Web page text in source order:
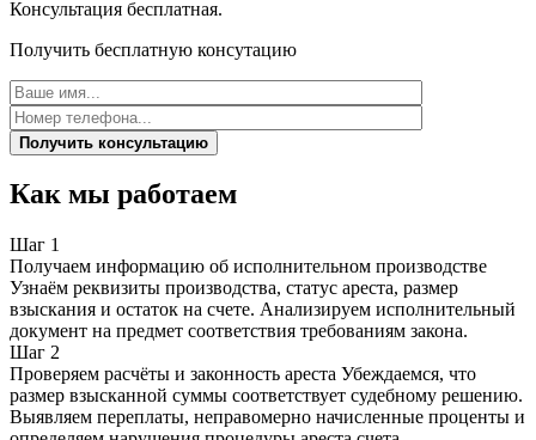
Консультация бесплатная.
Получить бесплатную консутацию
Получить консультацию
Как мы работаем
Шаг 1
Получаем информацию об исполнительном производстве
Узнаём реквизиты производства, статус ареста, размер
взыскания и остаток на счете. Анализируем исполнительный
документ на предмет соответствия требованиям закона.
Шаг 2
Проверяем расчёты и законность ареста Убеждаемся, что
размер взысканной суммы соответствует судебному решению.
Выявляем переплаты, неправомерно начисленные проценты и